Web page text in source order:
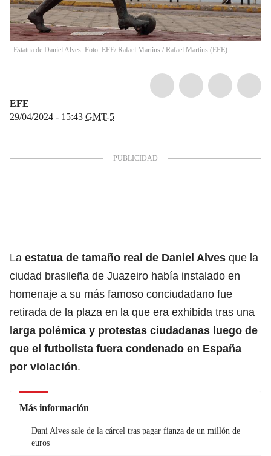
Estatua de Daniel Alves. Foto: EFE/ Rafael Martins / Rafael Martins (EFE)
EFE
29/04/2024 - 15:43 GMT-5
La estatua de tamaño real de Daniel Alves que la
ciudad brasileña de Juazeiro había instalado en
homenaje a su más famoso conciudadano fue
retirada de la plaza en la que era exhibida tras una
larga polémica y protestas ciudadanas luego de
que el futbolista fuera condenado en España
por violación.
Más información
Dani Alves sale de la cárcel tras pagar fianza de un millón de
euros